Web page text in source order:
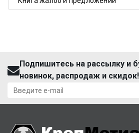
Подпишитесь на рассылку и
новинок, распродаж и скидок!